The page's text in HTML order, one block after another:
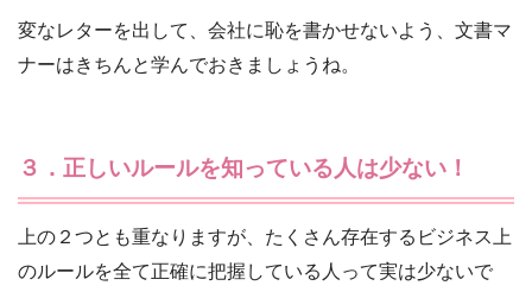
変なレターを出して、会社に恥を書かせないよう、文書マ
ナーはきちんと学んでおきましょうね。
３．正しいルールを知っている人は少ない！
上の２つとも重なりますが、たくさん存在するビジネス上
のルールを全て正確に把握している人って実は少ないで